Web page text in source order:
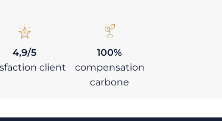
4,9/5
client
100%
compensation
carbone